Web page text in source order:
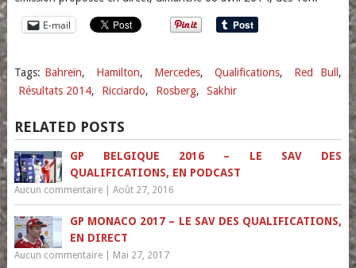
E-mail
Tags: Bahreïn, Hamilton, Mercedes, Qualifications, Red Bull ,
Résultats 2014, Ricciardo, Rosberg, Sakhir
RELATED POSTS
GP BELGIQUE 2016 – LE SAV DES
QUALIFICATIONS, EN PODCAST
Aucun commentaire| Août 27, 2016
GP MONACO 2017 – LE SAV DES QUALIFICATIONS,
EN DIRECT
Aucun commentaire| Mai 27, 2017